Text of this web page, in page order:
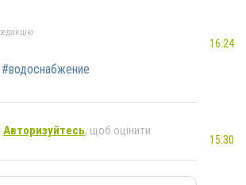
#водоснабжение
Авторизуйтесь, щоб оцінити
16:24
15:30